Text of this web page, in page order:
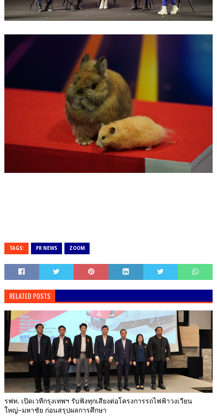
TAGS: PR NEWS ZOOM
RELATED POSTS
รฟท. เปิดเวทีกรุงเทพฯ รับฟังทุกเสียงต่อโครงการรถไฟฟ้าวงเวียน
ใหญ่–มหาชัย ก่อนสรุปผลการศึกษา